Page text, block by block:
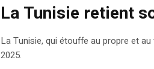
La Tunisie retient
La Tunisie, qui étouffe au propre et
2025.